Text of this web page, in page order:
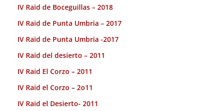
IV Raid de Boceguillas – 2018
IV Raid de Punta Umbria – 2017
IV Raid de Punta Umbria -2017
IV Raid del desierto – 2011
IV Raid El Corzo – 2011
IV Raid el Corzo – 2o11
IV Raid el Desierto- 2011